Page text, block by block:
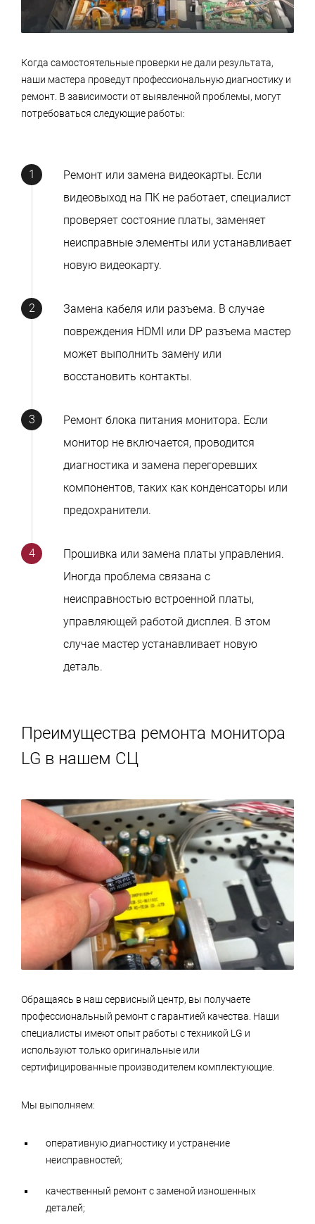
Когда самостоятельные проверки не дали результата,
наши мастера проведут профессиональную диагностику и
ремонт. В зависимости от выявленной проблемы, могут
потребоваться следующие работы:
Ремонт или замена видеокарты. Если
видеовыход на ПК не работает, специалист
проверяет состояние платы, заменяет
неисправные элементы или устанавливает
новую видеокарту.
Замена кабеля или разъема. В случае
повреждения HDMI или DP разъема мастер
может выполнить замену или
восстановить контакты.
Ремонт блока питания монитора. Если
монитор не включается, проводится
диагностика и замена перегоревших
компонентов, таких как конденсаторы или
предохранители.
Прошивка или замена платы управления.
Иногда проблема связана с
неисправностью встроенной платы,
управляющей работой дисплея. В этом
случае мастер устанавливает новую
деталь.
Преимущества ремонта монитора
LG в нашем СЦ
Обращаясь в наш сервисный центр, вы получаете
профессиональный ремонт с гарантией качества. Наши
специалисты имеют опыт работы с техникой LG и
используют только оригинальные или
сертифицированные производителем комплектующие.
Мы выполняем:
оперативную диагностику и устранение
неисправностей;
качественный ремонт с заменой изношенных
деталей;